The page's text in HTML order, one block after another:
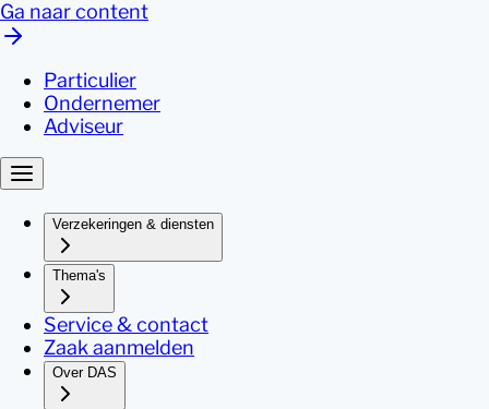
Ga naar content
Particulier
Ondernemer
Adviseur
Verzekeringen & diensten
Thema's
Service & contact
Zaak aanmelden
Over DAS